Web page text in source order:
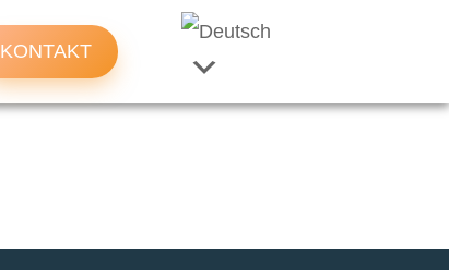
KONTAKT